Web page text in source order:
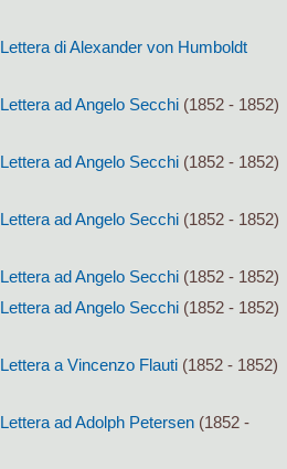
Lettera di Alexander von Humboldt
Lettera ad Angelo Secchi (1852 - 1852)
Lettera ad Angelo Secchi (1852 - 1852)
Lettera ad Angelo Secchi (1852 - 1852)
Lettera ad Angelo Secchi (1852 - 1852)
Lettera ad Angelo Secchi (1852 - 1852)
Lettera a Vincenzo Flauti (1852 - 1852)
Lettera ad Adolph Petersen (1852 -